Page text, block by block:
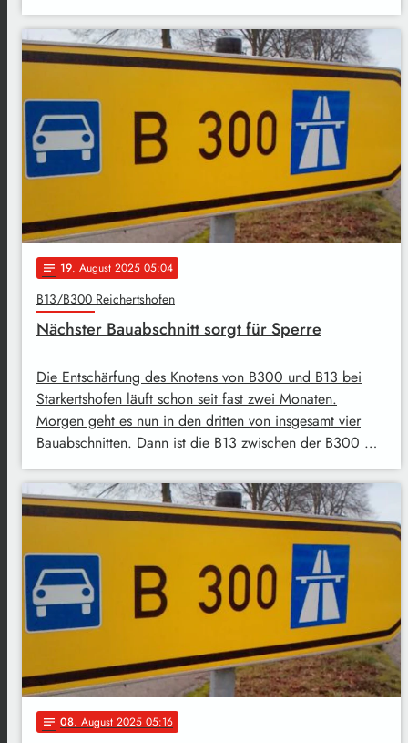
notes 19. August 2025 05:04
B13/B300 Reichertshofen
Nächster Bauabschnitt sorgt für Sperre
Die Entschärfung des Knotens von B300 und B13 bei
Starkertshofen läuft schon seit fast zwei Monaten.
Morgen geht es nun in den dritten von insgesamt vier
Bauabschnitten. Dann ist die B13 zwischen der B300 …
notes 08. August 2025 05:16